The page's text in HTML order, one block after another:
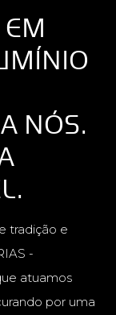
NÓS.
tradição e
-
atuamos
por uma